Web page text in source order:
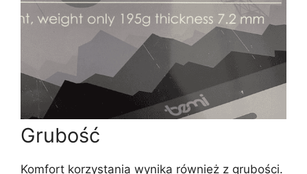
Grubość
Komfort korzystania wynika również z grubości.